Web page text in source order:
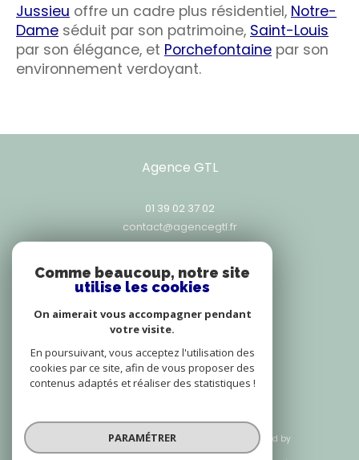
Jussieu offre un cadre plus résidentiel, Notre-
Dame séduit par son patrimoine, Saint-Louis
par son élégance, et Porchefontaine par son
environnement verdoyant.
Agence GTL
01 39 02 37 02
contact@agencegtl.fr
25, rue Exelmans
versailles
© 2026 | Tous droits réservés | Traduction powered by
Google |
Comme beaucoup, notre site
utilise les cookies
On aimerait vous accompagner pendant
votre visite.
En poursuivant, vous acceptez l'utilisation des
cookies par ce site, afin de vous proposer des
contenus adaptés et réaliser des statistiques !
PARAMÉTRER